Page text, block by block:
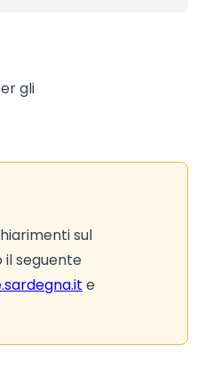
gli
sul
il seguente
e